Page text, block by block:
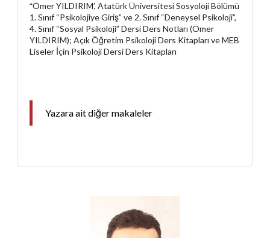
*Ömer YILDIRIM’, Atatürk Üniversitesi Sosyoloji Bölümü
1. Sınıf “Psikolojiye Giriş” ve 2. Sınıf “Deneysel Psikoloji”,
4. Sınıf “Sosyal Psikoloji” Dersi Ders Notları (Ömer
YILDIRIM); Açık Öğretim Psikoloji Ders Kitapları ve MEB
Liseler İçin Psikoloji Dersi Ders Kitapları
Yazara ait diğer makaleler